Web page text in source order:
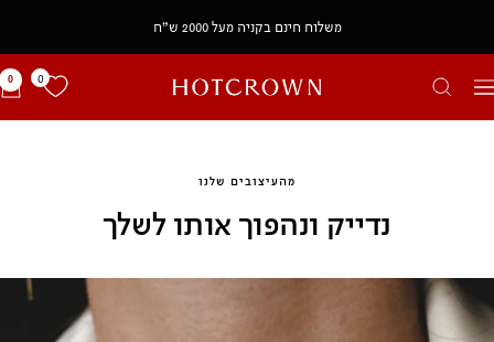
משלוח חינם בקניה מעל 2000 ש״ח
ניווט HOTCROWN
0
0
מהעיצובים שלנו
נדייק ונהפוך אותו לשלך